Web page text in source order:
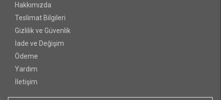
Hakkımızda
Teslimat Bilgileri
Gizlilik ve Güvenlik
İade ve Değişim
Ödeme
Yardım
İletişim